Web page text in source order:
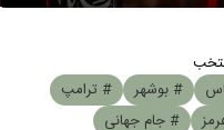
# بوشهر
# ترامپ
# جام جهانی